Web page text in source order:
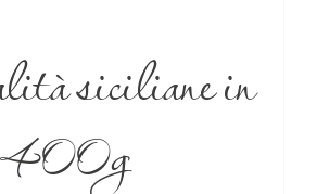
siciliane in
400g